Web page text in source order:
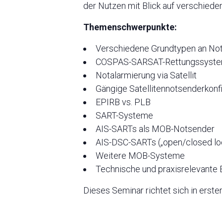
der Nutzen mit Blick auf
Themenschwerpunkte:
Verschiedene Grundtypen an
COSPAS-SARSAT-
Notalarmierung via Satellit
Gängige
EPIRB vs. PLB
SART-Systeme
AIS-SARTs als MOB-Notsender
AIS-DSC-SARTs („open/closed
Weitere MOB-Systeme
Technische und praxisrelevante
Dieses Seminar richtet sich in